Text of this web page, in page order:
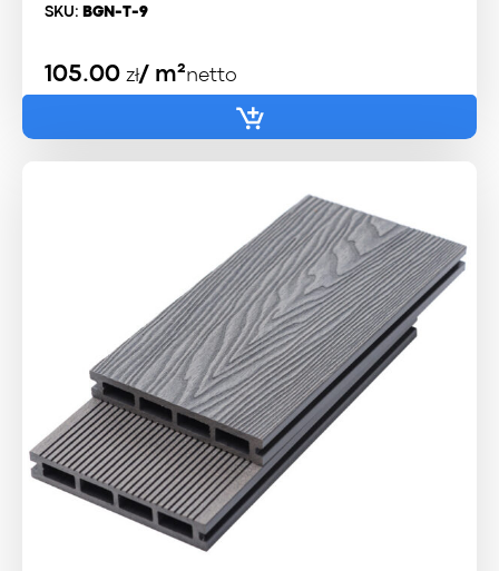
SKU: BGN-T-9
105.00 zł/ m²netto